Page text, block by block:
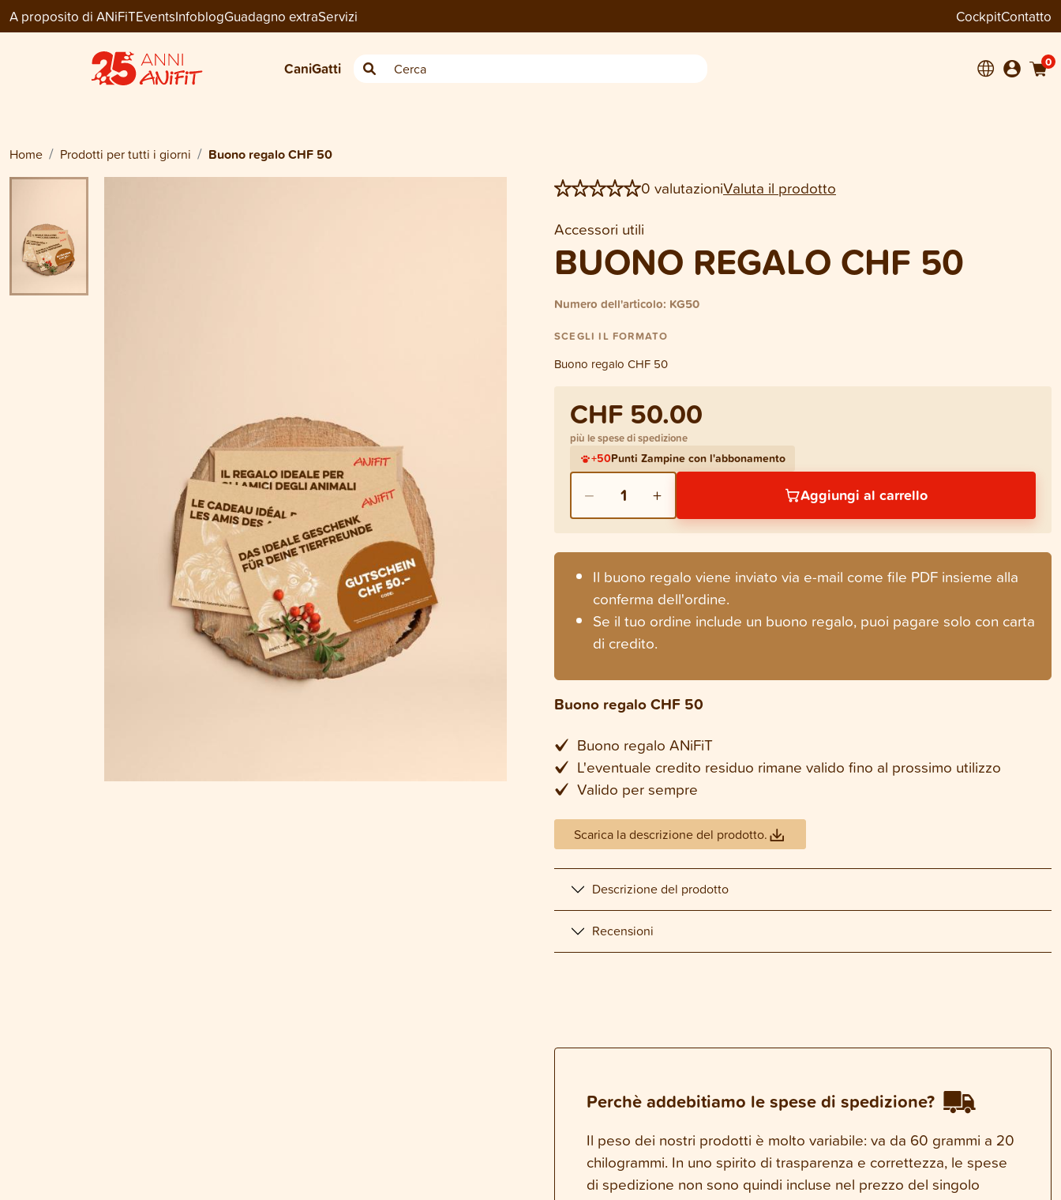
A proposito di ANiFiTEventsInfoblogGuadagno extraServizi CockpitContatto
CaniGatti 0
Accessori utili
BUONO REGALO CHF 50
CHF 50.00
Buono regalo CHF 50 − 1
Home Prodotti per tutti i giorni Buono regalo CHF 50
0 valutazioniValuta il prodotto
Accessori utili
BUONO REGALO CHF 50
Numero dell'articolo: KG50
SCEGLI IL FORMATO
Buono regalo CHF 50
CHF 50.00
più le spese di spedizione
+50Punti Zampine con l'abbonamento
− 1 + Aggiungi al carrello
Il buono regalo viene inviato via e-mail come file PDF insieme alla
conferma dell'ordine.
Se il tuo ordine include un buono regalo, puoi pagare solo con carta
di credito.
Buono regalo CHF 50
Buono regalo ANiFiT
L'eventuale credito residuo rimane valido fino al prossimo utilizzo
Valido per sempre
Scarica la descrizione del prodotto.
Descrizione del prodotto
Recensioni
Perchè addebitiamo le spese di spedizione?
Il peso dei nostri prodotti è molto variabile: va da 60 grammi a 20
chilogrammi. In uno spirito di trasparenza e correttezza, le spese
di spedizione non sono quindi incluse nel prezzo del singolo